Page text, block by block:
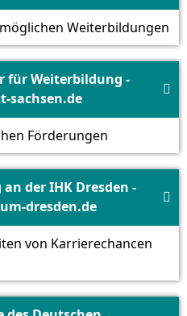
Weiterbildungen
für Weiterbildung -
sachsen.de

Förderungen
der IHK Dresden -
dresden.de

von Karrierechancen